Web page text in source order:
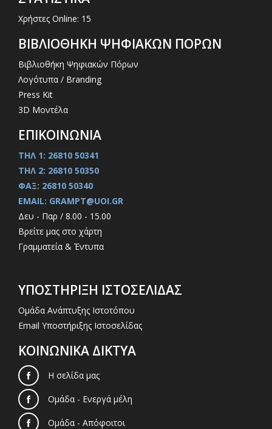
Χρήστες Online: 15
ΒΙΒΛΙΟΘΗΚΗ ΨΗΦΙΑΚΩΝ ΠΟΡΩΝ
Βιβλιοθήκη Ψηφιακών Πόρων
Λογότυπα / Branding
Press Kit
3D Μοντέλα
ΕΠΙΚΟΙΝΩΝΙΑ
ΤΗΛ 1: 26810 50341
ΤΗΛ 2: 26810 50350
ΦΑΞ: 26810 50340
EMAIL: GRAMPT@UOI.GR
Δευ - Παρ / 8.00 - 15.00
Βρείτε μας στο χάρτη
Γραμματεία & Έντυπα
ΥΠΟΣΤΗΡΙΞΗ ΙΣΤΟΣΕΛΙΔΑΣ
Ομάδα Ανάπτυξης Ιστοτόπου
Email Υποστήριξης Ιστοσελίδας
ΚΟΙΝΩΝΙΚΑ ΔΙΚΤΥΑ
Η σελίδα μας
Ομάδα - Ενεργά μέλη
Ομάδα - Απόφοιτοι